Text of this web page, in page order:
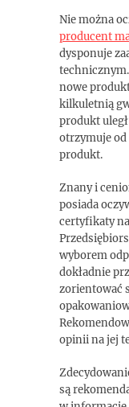
Nie można
producent
dysponuje
nowe
kilkuletnią
produkt
otrzymuje
produkt.
Znany i
posiada
certyfikaty
wyborem
dokładnie
zorientować
opinii na jej
są